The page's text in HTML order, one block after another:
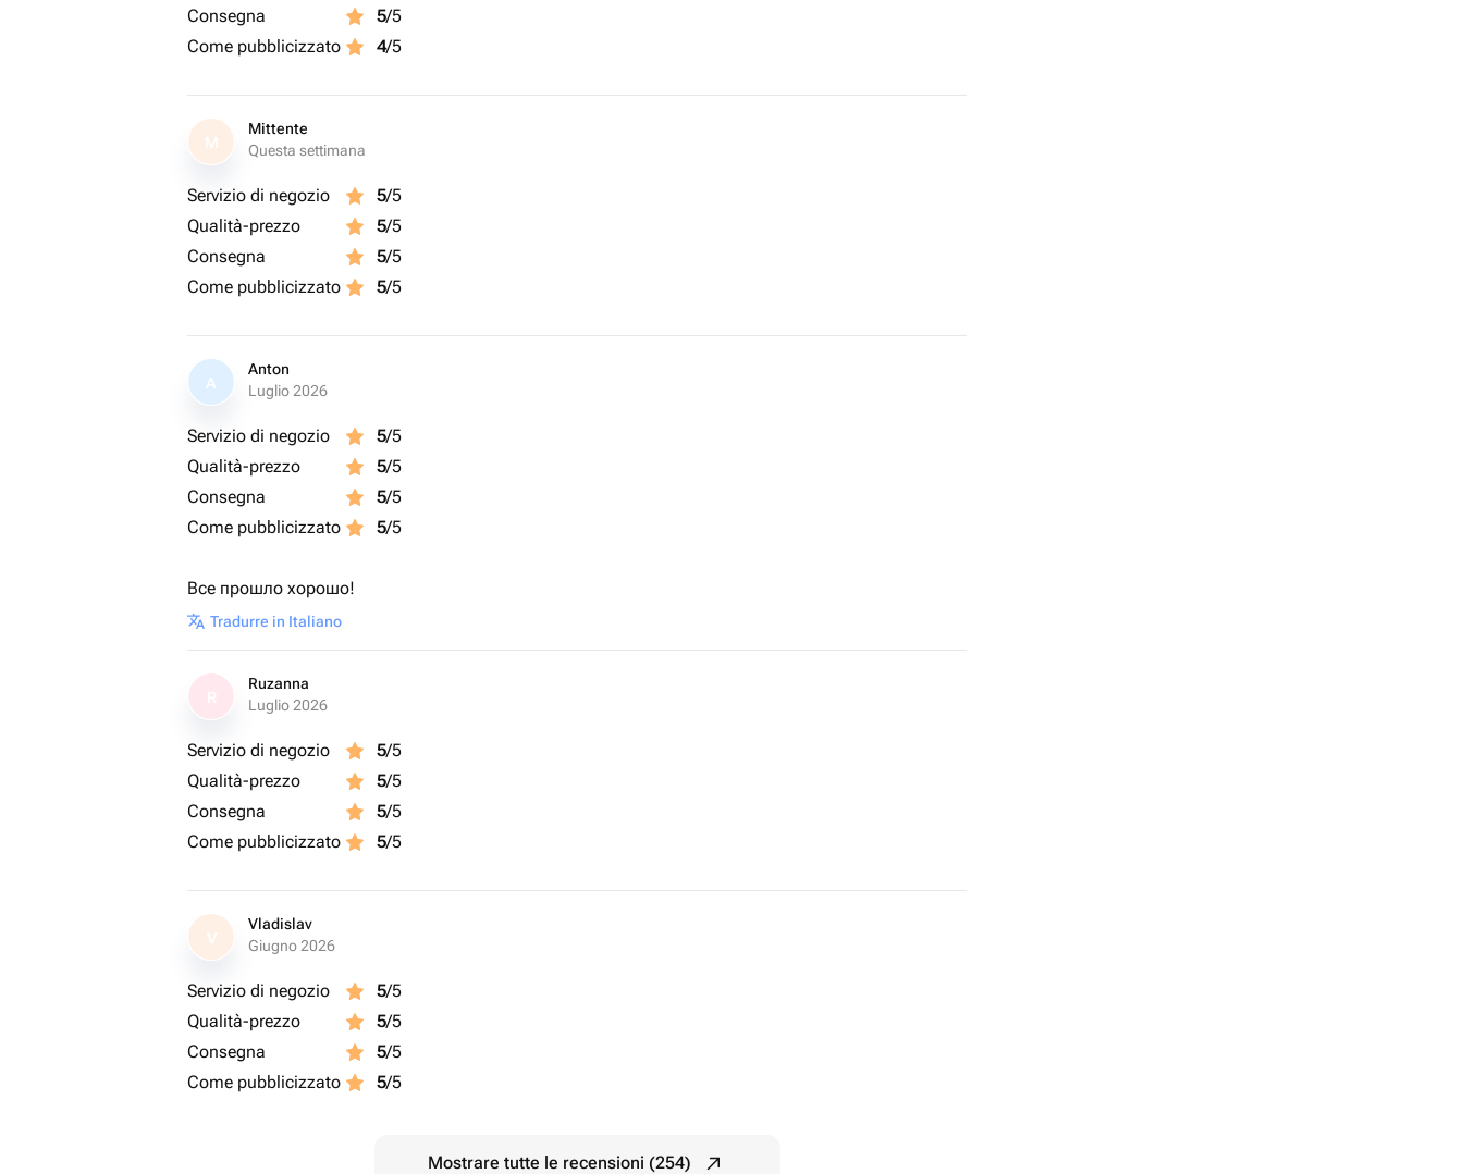
Consegna
5/5
Come pubblicizzato
4/5
M
Mittente
Questa settimana
Servizio di negozio 5/5
Qualità-prezzo
5/5
Consegna
5/5
Come pubblicizzato
5/5
A
Anton
Luglio 2026
Servizio di negozio 5/5
Qualità-prezzo
5/5
Consegna
5/5
Come pubblicizzato
5/5
Все прошло хорошо!
Tradurre in Italiano
Ruzanna
Luglio 2026
Servizio di negozio 5/5
Qualità-prezzo
5/5
Consegna
5/5
Come pubblicizzato
5/5
V
Vladislav
Giugno 2026
Servizio di negozio 5/5
Qualità-prezzo
5/5
Consegna
5/5
Come pubblicizzato
5/5
Mostrare tutte le recensioni (254)